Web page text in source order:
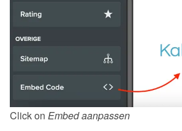
Click on Embed aanpassen